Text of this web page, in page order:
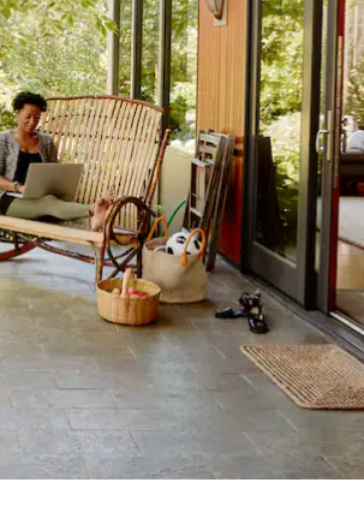
pour les parcourir ou en appuyant et en